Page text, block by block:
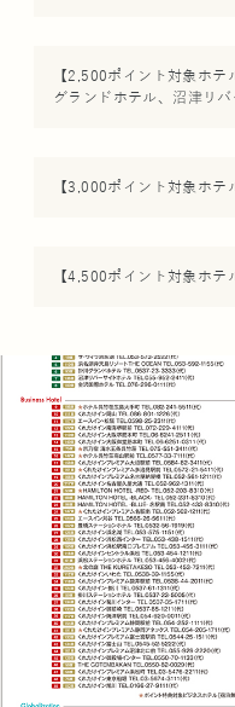
【2,500ポイント対象ホテ
グランドホテル、沼津リ
【3,000ポイント対象ホ
【4,500ポイント対象ホ